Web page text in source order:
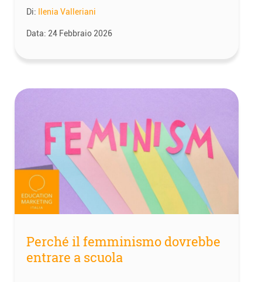
Di: Ilenia Valleriani
Data: 24 Febbraio 2026
Perché il femminismo dovrebbe
entrare a scuola